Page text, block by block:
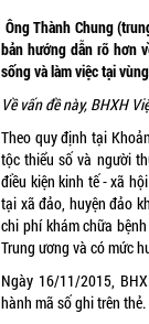
Ông Thành Chung
bản hướng dẫn rõ hơn
sống và làm việc tại
Về vấn đề này, BHXH
Theo quy định tại
tộc thiểu số và người
điều kiện kinh tế - xã
tại xã đảo, huyện đảo
chi phí khám chữa
Trung ương và có mức
Ngày 16/11/2015,
hành mã số ghi trên